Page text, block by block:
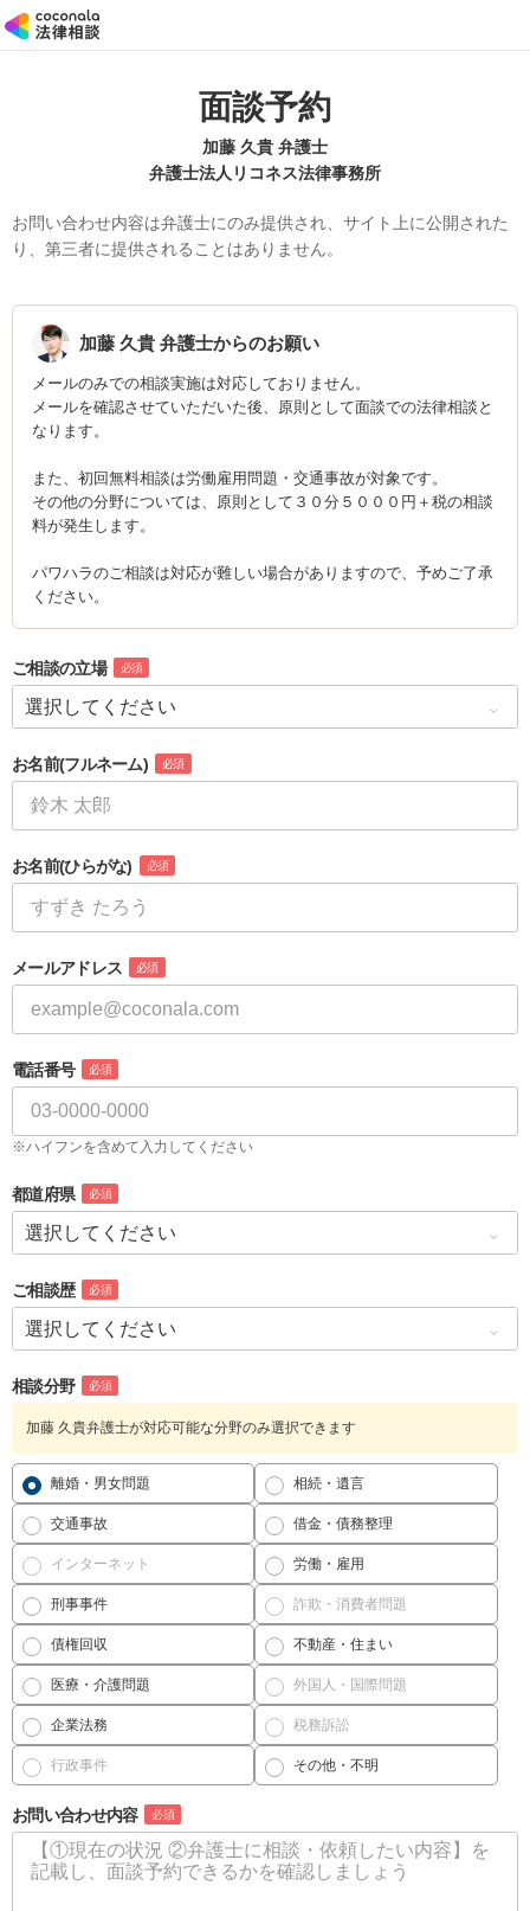
面談予約
加藤 久貴 弁護士
弁護士法人リコネス法律事務所
お問い合わせ内容は弁護士にのみ提供され、サイト上に公開された
り、第三者に提供されることはありません。
加藤 久貴 弁護士からのお願い
メールのみでの相談実施は対応しておりません。
メールを確認させていただいた後、原則として面談での法律相談と
なります。
また、初回無料相談は労働雇用問題・交通事故が対象です。
その他の分野については、原則として３０分５０００円＋税の相談
料が発生します。
パワハラのご相談は対応が難しい場合がありますので、予めご了承
ください。
ご相談の立場 必須
お名前(フルネーム) 必須
お名前(ひらがな) 必須
メールアドレス 必須
電話番号 必須
※ハイフンを含めて入力してください
都道府県 必須
ご相談歴 必須
相談分野 必須
加藤 久貴弁護士が対応可能な分野のみ選択できます
離婚・男女問題 相続・遺言
交通事故 借金・債務整理
インターネット 労働・雇用
刑事事件 詐欺・消費者問題
債権回収 不動産・住まい
医療・介護問題 外国人・国際問題
企業法務 税務訴訟
行政事件 その他・不明
お問い合わせ内容 必須